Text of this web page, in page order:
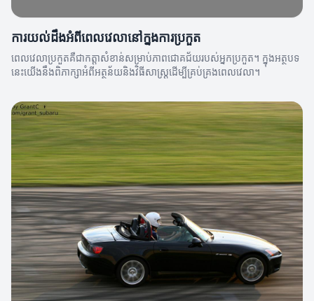
ការយល់ដឹងអំពីពេលវេលានៅក្នុងការប្រកួត
ពេលវេលាប្រកួតគឺជាកត្តាសំខាន់សម្រាប់ភាពជោគជ័យរបស់អ្នកប្រកួត។ ក្នុងអត្ថបទ
នេះយើងនឹងពិភាក្សាអំពីអត្ថន័យនិងវិធីសាស្ត្រដើម្បីគ្រប់គ្រងពេលវេលា។